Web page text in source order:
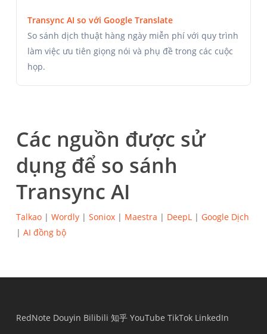
Transync AI so với Google Translate
So sánh dịch thuật hàng ngày miễn phí với quy trình
làm việc ưu tiên giọng nói và phụ đề trong các cuộc
họp.
Các nguồn được sử
dụng để so sánh
Transync AI
Talkao| Wordly| Soniox| Maestra | DeepL| Google Dịch
| AI đồng bộ
RedNote Douyin Bilibili 知乎 YouTube TikTok LinkedIn